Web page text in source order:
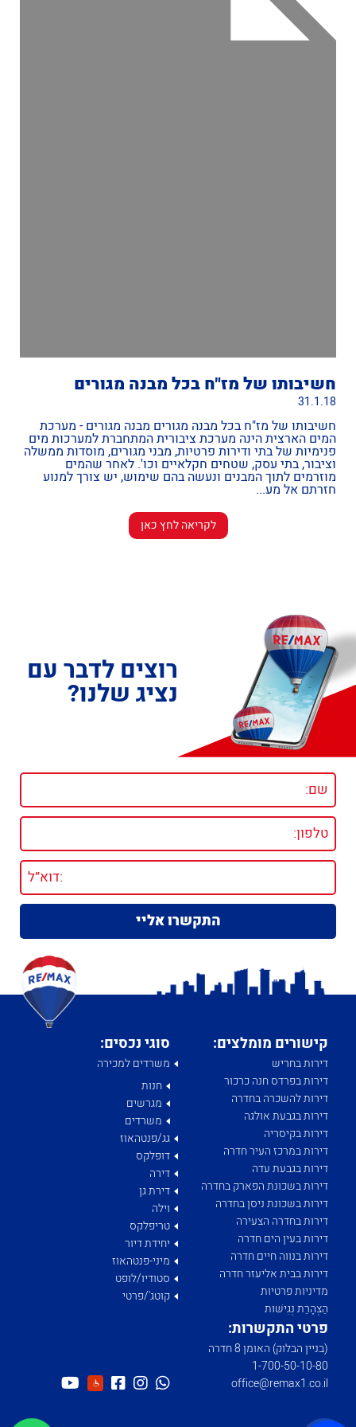
חשיבותו של מז"ח בכל מבנה מגורים
31.1.18
חשיבותו של מז"ח בכל מבנה מגורים מבנה מגורים - מערכת
המים הארצית הינה מערכת ציבורית המתחברת למערכות מים
פנימיות של בתי ודירות פרטיות, מבני מגורים, מוסדות ממשלה
וציבור, בתי עסק, שטחים חקלאיים וכו'. לאחר שהמים
מוזרמים לתוך המבנים ונעשה בהם שימוש, יש צורך למנוע
חזרתם אל מע...
לקריאה לחץ כאן
רוצים לדבר עם
נציג שלנו?
קישורים מומלצים:
דירות בחריש
דירות בפרדס חנה כרכור
דירות להשכרה בחדרה
דירות בגבעת אולגה
דירות בקיסריה
דירות במרכז העיר חדרה
דירות בגבעת עדה
דירות בשכונת הפארק בחדרה
דירות בשכונת ניסן בחדרה
דירות בחדרה הצעירה
דירות בעין הים חדרה
דירות בנווה חיים חדרה
דירות בבית אליעזר חדרה
מדיניות פרטיות
הַצְהָרַת נְגִישׁוּת
סוגי נכסים:
משרדים למכירה
חנות
מגרשים
משרדים
גג/פנטהאוז
דופלקס
דירה
דירת גן
וילה
טריפלקס
יחידת דיור
מיני-פנטהאוז
סטודיו/לופט
קוטג'/פרטי
פרטי התקשרות:
(בניין הבלוק) האומן 8 חדרה
1­-700­-50-­10-­80
office@remax1.co.il